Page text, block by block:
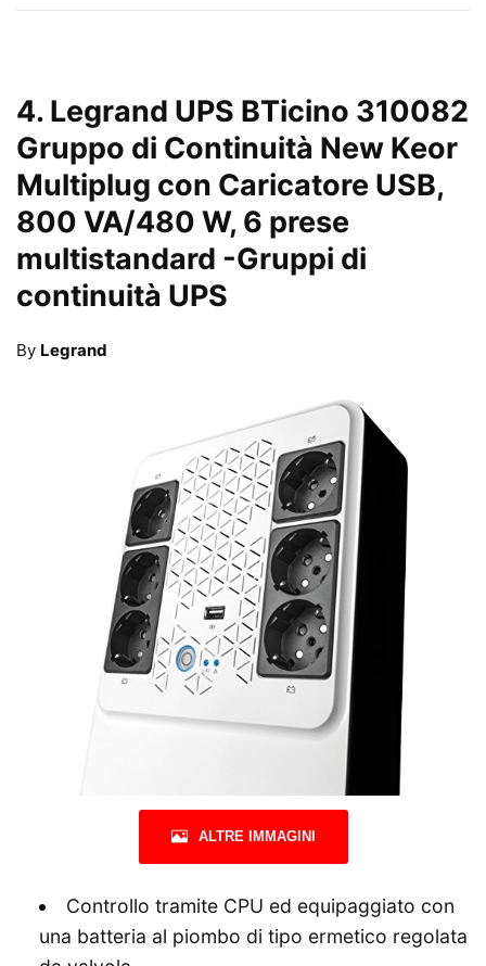
4. Legrand UPS BTicino 310082
Gruppo di Continuità New Keor
Multiplug con Caricatore USB,
800 VA/480 W, 6 prese
multistandard -Gruppi di
continuità UPS
By Legrand
ALTRE IMMAGINI
Controllo tramite CPU ed equipaggiato con
una batteria al piombo di tipo ermetico regolata